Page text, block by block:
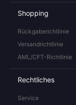
Shopping
Rückgaberichtlinie
Versandrichtlinie
AML/CFT-Richtlinie
Rechtliches
Service